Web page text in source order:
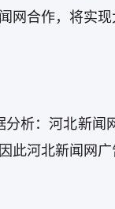
网合作，将实现
析：河北新
河北新闻网